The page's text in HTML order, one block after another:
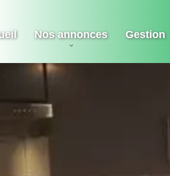
Nos annonces Gestion